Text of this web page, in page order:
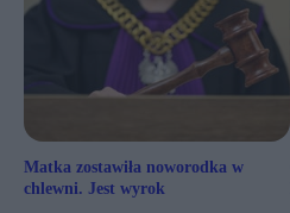
Matka zostawiła noworodka w
chlewni. Jest wyrok